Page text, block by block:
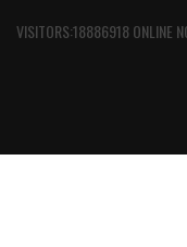
VISITORS:18886918 ONLINE